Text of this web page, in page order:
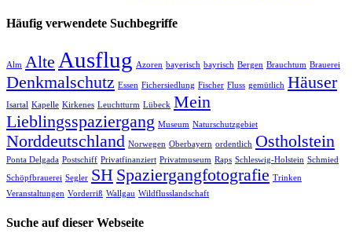
Häufig verwendete Suchbegriffe
Alm Alte Ausflug Azoren bayerisch bayrisch Bergen Brauchtum Brauerei
Denkmalschutz Essen Fichersiedlung Fischer Fluss gemütlich Häuser
Isartal Kapelle Kirkenes Leuchtturm Lübeck Mein
Lieblingsspaziergang Museum Naturschutzgebiet
Norddeutschland Norwegen Oberbayern ordentlich Ostholstein
Ponta Delgada Postschiff Privatfinanziert Privatmuseum Raps Schleswig-Holstein Schmied
Schöpfbrauerei Segler SH Spaziergangfotografie Trinken
Veranstaltungen Vorderriß Wallgau Wildflusslandschaft
Suche auf dieser Webseite